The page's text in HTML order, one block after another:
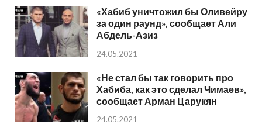
«Хабиб уничтожил бы Оливейру
за один раунд», сообщает Али
Абдель-Азиз
24.05.2021
«Не стал бы так говорить про
Хабиба, как это сделал Чимаев»,
сообщает Арман Царукян
24.05.2021